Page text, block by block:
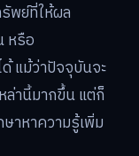
พย์ที่ให้ผล
หรือ
แม้ว่าปัจจุบันจะ
ล่านี้มากขึ้น แต่ก็
าหาความรู้เพิ่ม